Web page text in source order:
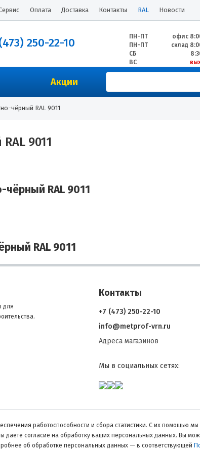
Оплата Доставка Контакты RAL Новости
250-22-10 ПН-ПТ
офис
ПН-ПТ
склад
СБ
ВС
Акции
чёрный RAL 9011
9011
RAL 9011
RAL 9011
для
Контакты
+7 (473) 250-22-10
info@metprof-vrn.ru
Адреса магазинов
Мы в социальных сетях:
работоспособности и сбора статистики. С их помощью
даете согласие на обработку ваших персональных данных. Вы
об обработке персональных данных — в соответствующей